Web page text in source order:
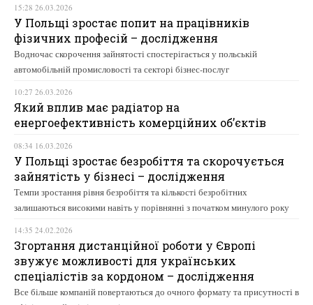
15:28 26.03.2026
У Польщі зростає попит на працівників
фізичних професій – дослідження
Водночас скорочення зайнятості спостерігається у польській
автомобільній промисловості та секторі бізнес-послуг
10:27 26.03.2026
Який вплив має радіатор на
енергоефективність комерційних об’єктів
08:34 16.03.2026
У Польщі зростає безробіття та скорочується
зайнятість у бізнесі – дослідження
Темпи зростання рівня безробіття та кількості безробітних
залишаються високими навіть у порівнянні з початком минулого року
14:35 24.02.2026
Згортання дистанційної роботи у Європі
звужує можливості для українських
спеціалістів за кордоном – дослідження
Все більше компаній повертаються до очного формату та присутності в